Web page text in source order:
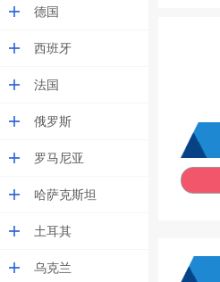
德国
西班牙
法国
俄罗斯
罗马尼亚
哈萨克斯坦
土耳其
乌克兰